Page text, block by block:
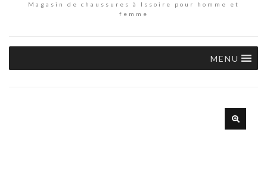
Magasin de chaussures à Issoire pour homme et
femme
MENU